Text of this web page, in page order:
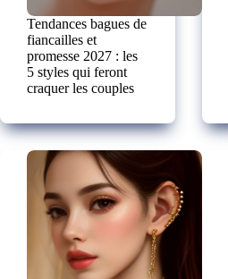
Tendances bagues de
fiancailles et
promesse 2027 : les
5 styles qui feront
craquer les couples